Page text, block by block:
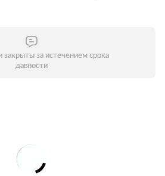
закрыты за истечением срока
давности